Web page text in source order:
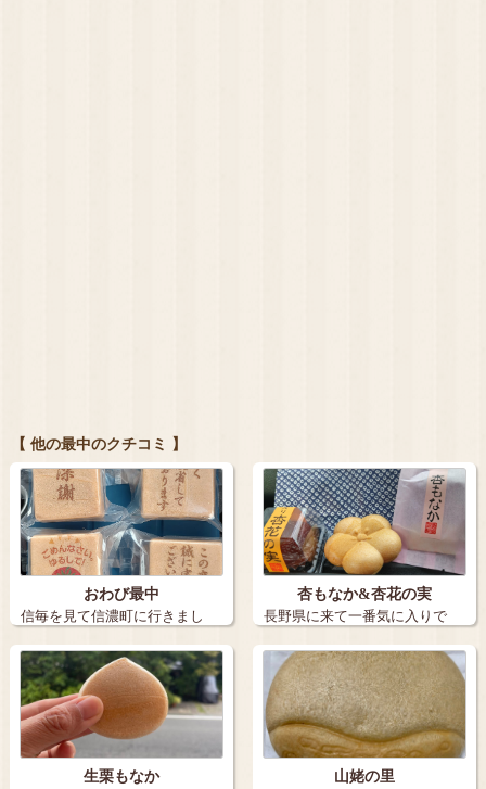
【 他の最中のクチコミ 】
おわび最中
信毎を見て信濃町に行きまし
た。 …
杏もなか&杏花の実
長野県に来て一番気に入りで
す。 …
生栗もなか 山姥の里